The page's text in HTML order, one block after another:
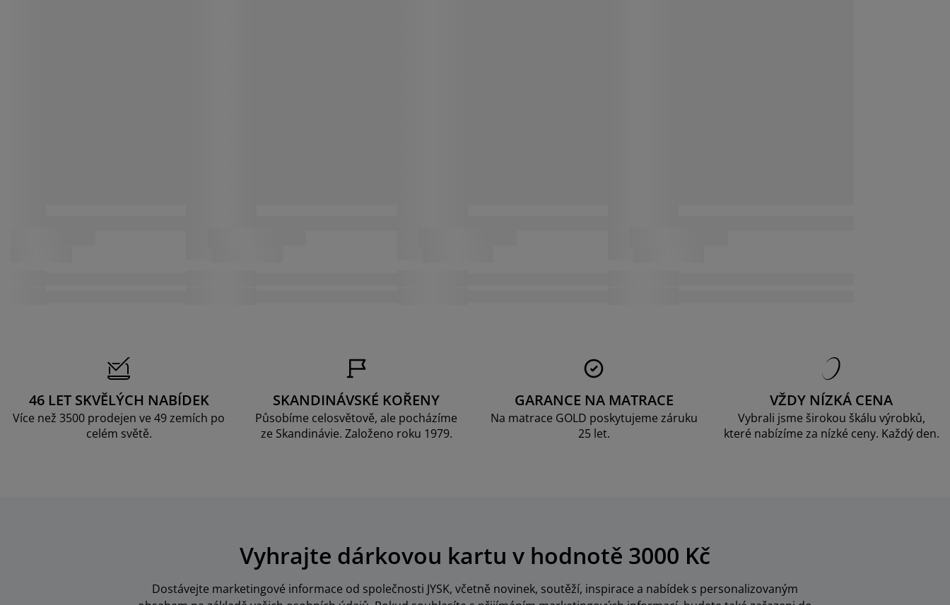
46 LET SKVĚLÝCH NABÍDEK
Více než 3500 prodejen ve 49 zemích po
celém světě.
SKANDINÁVSKÉ KOŘENY
Působíme celosvětově, ale pocházíme
ze Skandinávie. Založeno roku 1979.
GARANCE NA MATRACE
Na matrace GOLD poskytujeme záruku
25 let.
VŽDY NÍZKÁ CENA
Vybrali jsme širokou škálu výrobků,
které nabízíme za nízké ceny. Každý den.
Vyhrajte dárkovou kartu v hodnotě 3000 Kč
Dostávejte marketingové informace od společnosti JYSK, včetně novinek, soutěží, inspirace a nabídek s personalizovaným